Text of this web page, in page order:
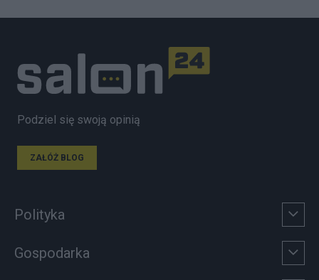
Podziel się swoją opinią
ZAŁÓŻ BLOG
Polityka
Gospodarka